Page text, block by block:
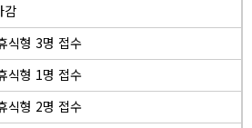
감
식형 3명 접수
식형 1명 접수
식형 2명 접수